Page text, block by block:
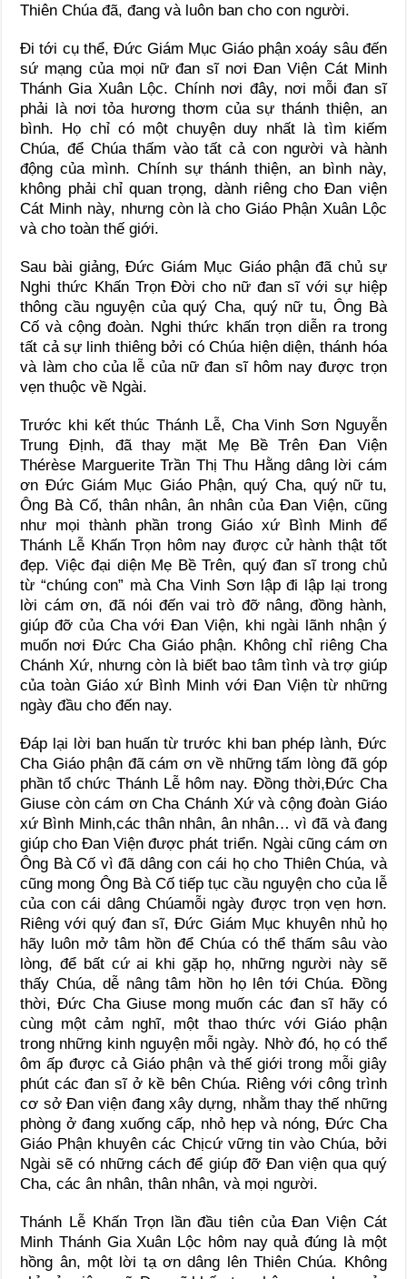
Thiên Chúa đã, đang và luôn ban cho con người.
Đi tới cụ thể, Đức Giám Mục Giáo phận xoáy sâu đến
sứ mạng của mọi nữ đan sĩ nơi Đan Viện Cát Minh
Thánh Gia Xuân Lộc. Chính nơi đây, nơi mỗi đan sĩ
phải là nơi tỏa hương thơm của sự thánh thiện, an
bình. Họ chỉ có một chuyện duy nhất là tìm kiếm
Chúa, để Chúa thấm vào tất cả con người và hành
động của mình. Chính sự thánh thiện, an bình này,
không phải chỉ quan trọng, dành riêng cho Đan viện
Cát Minh này, nhưng còn là cho Giáo Phận Xuân Lộc
và cho toàn thế giới.
Sau bài giảng, Đức Giám Mục Giáo phận đã chủ sự
Nghi thức Khấn Trọn Đời cho nữ đan sĩ với sự hiệp
thông cầu nguyện của quý Cha, quý nữ tu, Ông Bà
Cố và cộng đoàn. Nghi thức khấn trọn diễn ra trong
tất cả sự linh thiêng bởi có Chúa hiện diện, thánh hóa
và làm cho của lễ của nữ đan sĩ hôm nay được trọn
vẹn thuộc về Ngài.
Trước khi kết thúc Thánh Lễ, Cha Vinh Sơn Nguyễn
Trung Định, đã thay mặt Mẹ Bề Trên Đan Viện
Thérèse Marguerite Trần Thị Thu Hằng dâng lời cám
ơn Đức Giám Mục Giáo Phận, quý Cha, quý nữ tu,
Ông Bà Cố, thân nhân, ân nhân của Đan Viện, cũng
như mọi thành phần trong Giáo xứ Bình Minh để
Thánh Lễ Khấn Trọn hôm nay được cử hành thật tốt
đẹp. Việc đại diện Mẹ Bề Trên, quý đan sĩ trong chủ
từ “chúng con” mà Cha Vinh Sơn lập đi lập lại trong
lời cám ơn, đã nói đến vai trò đỡ nâng, đồng hành,
giúp đỡ của Cha với Đan Viện, khi ngài lãnh nhận ý
muốn nơi Đức Cha Giáo phận. Không chỉ riêng Cha
Chánh Xứ, nhưng còn là biết bao tâm tình và trợ giúp
của toàn Giáo xứ Bình Minh với Đan Viện từ những
ngày đầu cho đến nay.
Đáp lại lời ban huấn từ trước khi ban phép lành, Đức
Cha Giáo phận đã cám ơn về những tấm lòng đã góp
phần tổ chức Thánh Lễ hôm nay. Đồng thời,Đức Cha
Giuse còn cám ơn Cha Chánh Xứ và cộng đoàn Giáo
xứ Bình Minh,các thân nhân, ân nhân… vì đã và đang
giúp cho Đan Viện được phát triển. Ngài cũng cám ơn
Ông Bà Cố vì đã dâng con cái họ cho Thiên Chúa, và
cũng mong Ông Bà Cố tiếp tục cầu nguyện cho của lễ
của con cái dâng Chúamỗi ngày được trọn vẹn hơn.
Riêng với quý đan sĩ, Đức Giám Mục khuyên nhủ họ
hãy luôn mở tâm hồn để Chúa có thể thấm sâu vào
lòng, để bất cứ ai khi gặp họ, những người này sẽ
thấy Chúa, dễ nâng tâm hồn họ lên tới Chúa. Đồng
thời, Đức Cha Giuse mong muốn các đan sĩ hãy có
cùng một cảm nghĩ, một thao thức với Giáo phận
trong những kinh nguyện mỗi ngày. Nhờ đó, họ có thể
ôm ấp được cả Giáo phận và thế giới trong mỗi giây
phút các đan sĩ ở kề bên Chúa. Riêng với công trình
cơ sở Đan viện đang xây dựng, nhằm thay thế những
phòng ở đang xuống cấp, nhỏ hẹp và nóng, Đức Cha
Giáo Phận khuyên các Chịcứ vững tin vào Chúa, bởi
Ngài sẽ có những cách để giúp đỡ Đan viện qua quý
Cha, các ân nhân, thân nhân, và mọi người.
Thánh Lễ Khấn Trọn lần đầu tiên của Đan Viện Cát
Minh Thánh Gia Xuân Lộc hôm nay quả đúng là một
hồng ân, một lời tạ ơn dâng lên Thiên Chúa. Không